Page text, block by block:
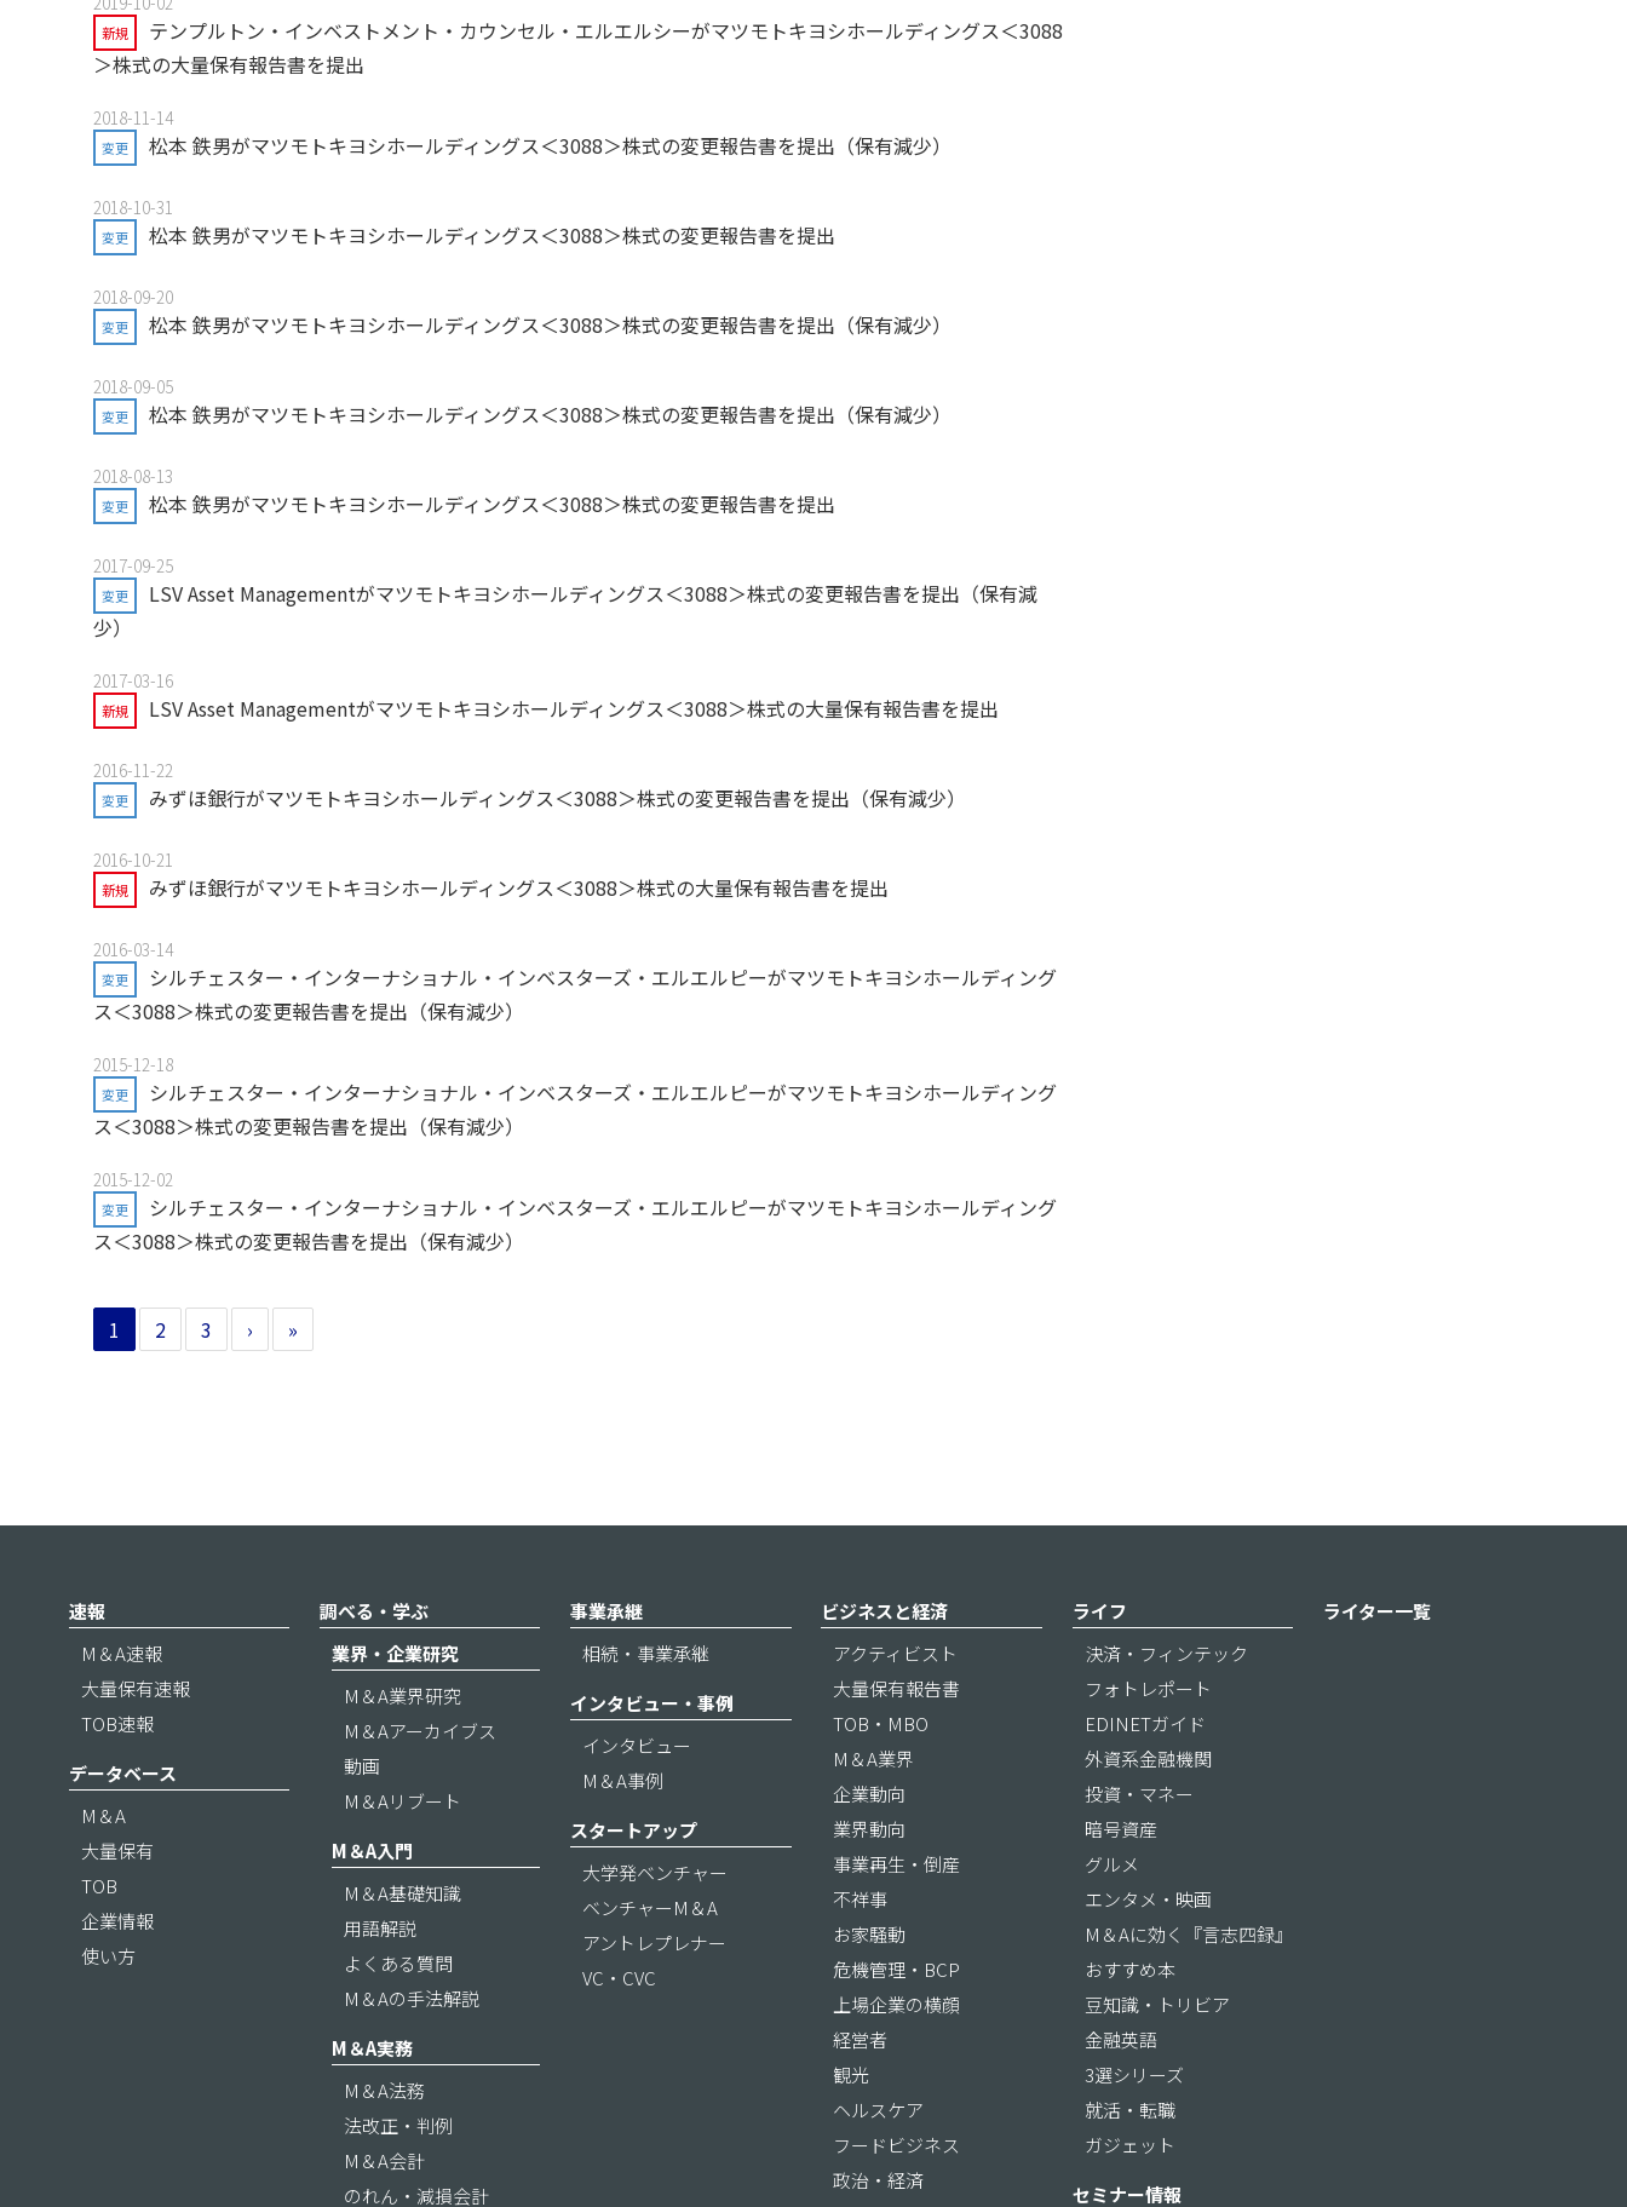
新規
テンプルトン・インベストメント・カウンセル・エルエルシーがマツモトキヨシホールディングス＜3088
＞株式の大量保有報告書を提出
2018-11-14
変更 松本 鉄男がマツモトキヨシホールディングス＜3088＞株式の変更報告書を提出（保有減少）
2018-10-31
変更 松本 鉄男がマツモトキヨシホールディングス＜3088＞株式の変更報告書を提出
2018-09-20
変更 松本 鉄男がマツモトキヨシホールディングス＜3088＞株式の変更報告書を提出（保有減少）
2018-09-05
変更 松本 鉄男がマツモトキヨシホールディングス＜3088＞株式の変更報告書を提出（保有減少）
2018-08-13
変更 松本 鉄男がマツモトキヨシホールディングス＜3088＞株式の変更報告書を提出
2017-09-25
変更
LSV Asset Managementがマツモトキヨシホールディングス＜3088＞株式の変更報告書を提出（保有減
少）
2017-03-16
新規 LSV Asset Managementがマツモトキヨシホールディングス＜3088＞株式の大量保有報告書を提出
2016-11-22
変更 みずほ銀行がマツモトキヨシホールディングス＜3088＞株式の変更報告書を提出（保有減少）
2016-10-21
新規 みずほ銀行がマツモトキヨシホールディングス＜3088＞株式の大量保有報告書を提出
2016-03-14
変更
シルチェスター・インターナショナル・インベスターズ・エルエルピーがマツモトキヨシホールディング
ス＜3088＞株式の変更報告書を提出（保有減少）
2015-12-18
変更
シルチェスター・インターナショナル・インベスターズ・エルエルピーがマツモトキヨシホールディング
ス＜3088＞株式の変更報告書を提出（保有減少）
2015-12-02
変更
シルチェスター・インターナショナル・インベスターズ・エルエルピーがマツモトキヨシホールディング
ス＜3088＞株式の変更報告書を提出（保有減少）
1 2 3 › »
速報
M＆A速報
大量保有速報
TOB速報
データベース
M＆A
大量保有
TOB
企業情報
使い方
調べる・学ぶ
業界・企業研究
M＆A業界研究
M＆Aアーカイブス
動画
M＆Aリブート
M＆A入門
M＆A基礎知識
用語解説
よくある質問
M＆Aの手法解説
M＆A実務
M＆A法務
法改正・判例
M＆A会計
のれん・減損会計
事業承継
相続・事業承継
インタビュー・事例
インタビュー
M＆A事例
スタートアップ
大学発ベンチャー
ベンチャーM＆A
アントレプレナー
VC・CVC
ビジネスと経済
アクティビスト
大量保有報告書
TOB・MBO
M＆A業界
企業動向
業界動向
事業再生・倒産
不祥事
お家騒動
危機管理・BCP
上場企業の横顔
経営者
観光
ヘルスケア
フードビジネス
政治・経済
ライフ
決済・フィンテック
フォトレポート
EDINETガイド
外資系金融機関
投資・マネー
暗号資産
グルメ
エンタメ・映画
M＆Aに効く『言志四録』
おすすめ本
豆知識・トリビア
金融英語
3選シリーズ
就活・転職
ガジェット
セミナー情報
ライター一覧